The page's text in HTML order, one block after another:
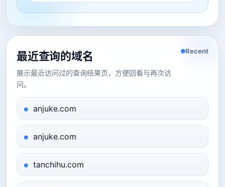
最近查询的域名
展示最近访问过的查询结果页，方便回看与再次访
问。
Recent
anjuke.com
anjuke.com
tanchihu.com